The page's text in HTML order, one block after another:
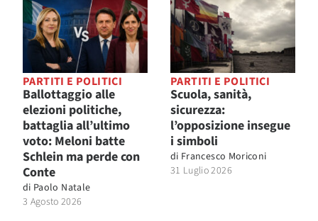
PARTITI E POLITICI
Ballottaggio alle
elezioni politiche,
battaglia all’ultimo
voto: Meloni batte
Schlein ma perde con
Conte
di Paolo Natale
3 Agosto 2026
PARTITI E POLITICI
Scuola, sanità,
sicurezza:
l’opposizione insegue
i simboli
di Francesco Moriconi
31 Luglio 2026